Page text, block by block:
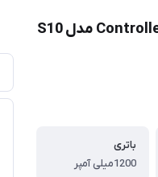
باتری
1200میلی آمپر